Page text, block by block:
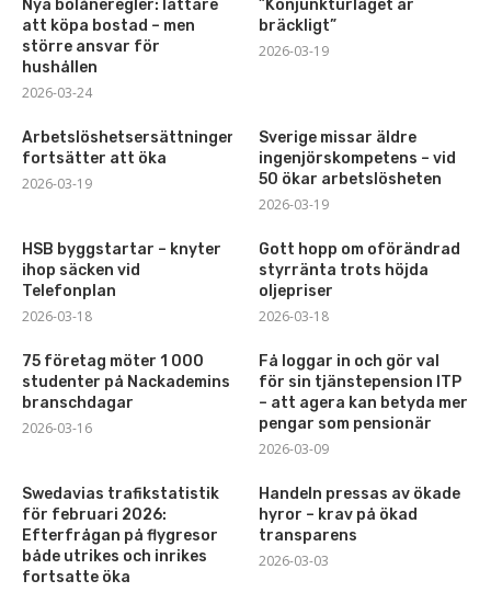
Nya bolåneregler: lättare
att köpa bostad – men
större ansvar för
hushållen
2026-03-24
”Konjunkturläget är
bräckligt”
2026-03-19
Arbetslöshetsersättningen
fortsätter att öka
2026-03-19
Sverige missar äldre
ingenjörskompetens – vid
50 ökar arbetslösheten
2026-03-19
HSB byggstartar – knyter
ihop säcken vid
Telefonplan
2026-03-18
Gott hopp om oförändrad
styrränta trots höjda
oljepriser
2026-03-18
75 företag möter 1 000
studenter på Nackademins
branschdagar
2026-03-16
Få loggar in och gör val
för sin tjänstepension ITP
– att agera kan betyda mer
pengar som pensionär
2026-03-09
Swedavias trafikstatistik
för februari 2026:
Efterfrågan på flygresor
både utrikes och inrikes
fortsatte öka
Handeln pressas av ökade
hyror – krav på ökad
transparens
2026-03-03